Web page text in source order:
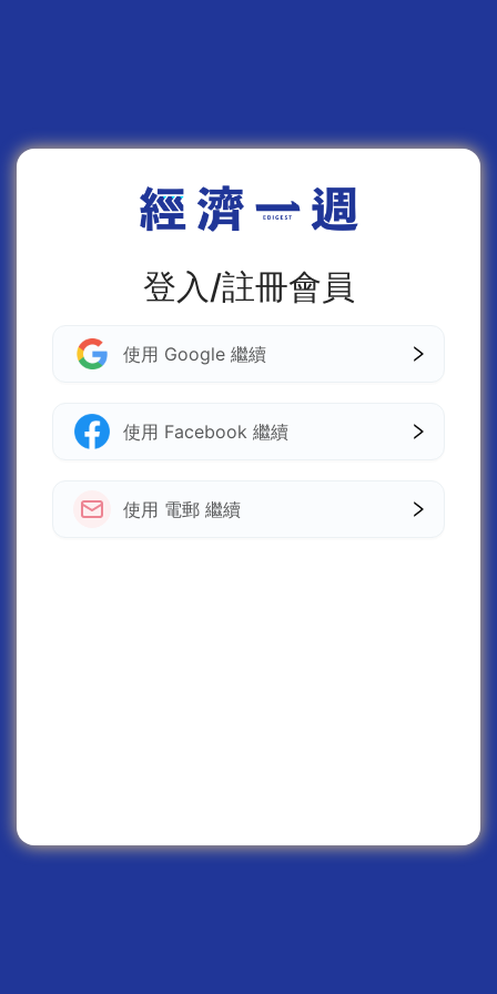
登入/註冊會員
使用 Google 繼續
使用 Facebook 繼續
使用 電郵 繼續